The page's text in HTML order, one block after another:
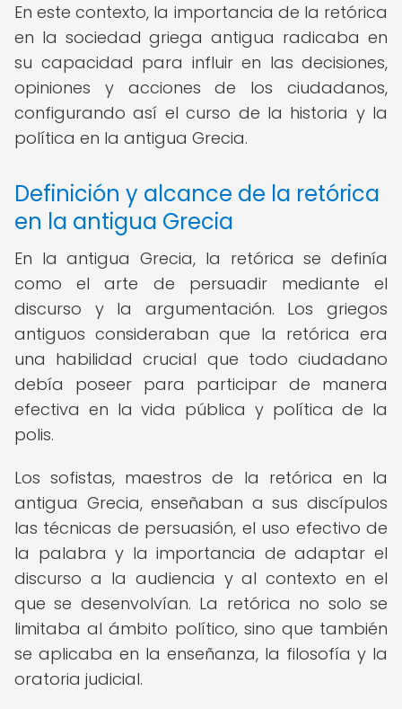
En este contexto, la importancia de la retórica
en la sociedad griega antigua radicaba en
su capacidad para influir en las decisiones,
opiniones y acciones de los ciudadanos,
configurando así el curso de la historia y la
política en la antigua Grecia.
Definición y alcance de la retórica
en la antigua Grecia
En la antigua Grecia, la retórica se definía
como el arte de persuadir mediante el
discurso y la argumentación. Los griegos
antiguos consideraban que la retórica era
una habilidad crucial que todo ciudadano
debía poseer para participar de manera
efectiva en la vida pública y política de la
polis.
Los sofistas, maestros de la retórica en la
antigua Grecia, enseñaban a sus discípulos
las técnicas de persuasión, el uso efectivo de
la palabra y la importancia de adaptar el
discurso a la audiencia y al contexto en el
que se desenvolvían. La retórica no solo se
limitaba al ámbito político, sino que también
se aplicaba en la enseñanza, la filosofía y la
oratoria judicial.